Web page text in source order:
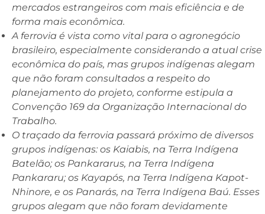
mercados estrangeiros com mais eficiência e de
forma mais econômica.
A ferrovia é vista como vital para o agronegócio
brasileiro, especialmente considerando a atual crise
econômica do país, mas grupos indígenas alegam
que não foram consultados a respeito do
planejamento do projeto, conforme estipula a
Convenção 169 da Organização Internacional do
Trabalho.
O traçado da ferrovia passará próximo de diversos
grupos indígenas: os Kaiabis, na Terra Indígena
Batelão; os Pankararus, na Terra Indígena
Pankararu; os Kayapós, na Terra Indígena Kapot-
Nhinore, e os Panarás, na Terra Indígena Baú. Esses
grupos alegam que não foram devidamente